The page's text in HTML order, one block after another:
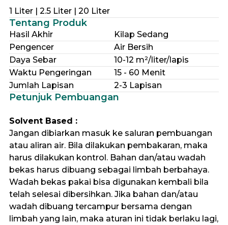
1 Liter | 2.5 Liter | 20 Liter
Tentang Produk
Hasil Akhir
Kilap Sedang
Pengencer
Air Bersih
Daya Sebar
10-12 m²/liter/lapis
Waktu Pengeringan
15 - 60 Menit
Jumlah Lapisan
2-3 Lapisan
Petunjuk Pembuangan
Solvent Based :
Jangan dibiarkan masuk ke saluran pembuangan
atau aliran air. Bila dilakukan pembakaran, maka
harus dilakukan kontrol. Bahan dan/atau wadah
bekas harus dibuang sebagai limbah berbahaya.
Wadah bekas pakai bisa digunakan kembali bila
telah selesai dibersihkan. Jika bahan dan/atau
wadah dibuang tercampur bersama dengan
limbah yang lain, maka aturan ini tidak berlaku lagi,